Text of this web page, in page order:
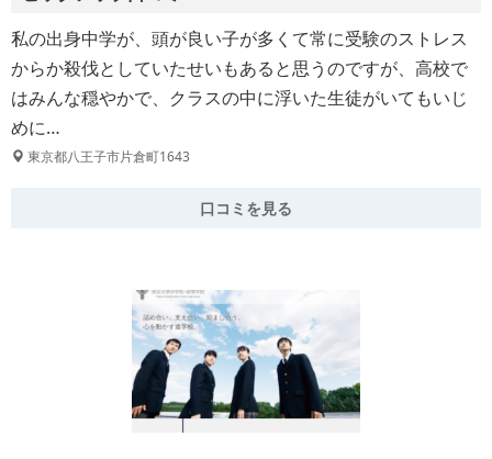
私の出身中学が、頭が良い子が多くて常に受験のストレス
からか殺伐としていたせいもあると思うのですが、高校で
はみんな穏やかで、クラスの中に浮いた生徒がいてもいじ
めに…
東京都八王子市片倉町1643
口コミを見る